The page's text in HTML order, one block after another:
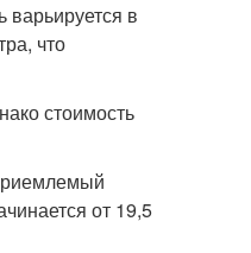
в
что
стоимость
от 19,5